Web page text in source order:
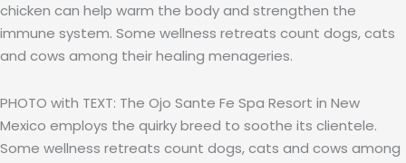
chicken can help warm the body and strengthen the
immune system. Some wellness retreats count dogs, cats
and cows among their healing menageries.
PHOTO with TEXT: The Ojo Sante Fe Spa Resort in New
Mexico employs the quirky breed to soothe its clientele.
Some wellness retreats count dogs, cats and cows among